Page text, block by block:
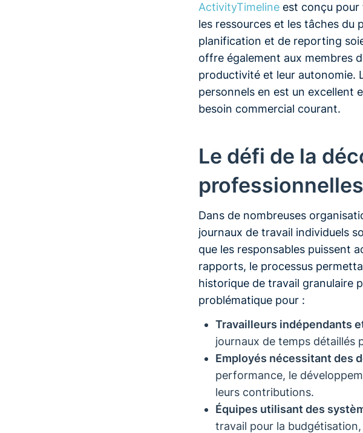
ActivityTimeline est conçu
les ressources et les tâches du
planification et de reporting
offre également aux membres
productivité et leur autonomie.
personnels en est un excellent
besoin commercial courant.
Le défi de la
professionnelles
Dans de nombreuses
journaux de travail individuels
que les responsables puissent
rapports, le processus
historique de travail granulaire
problématique pour :
Travailleurs indépendants
journaux de temps détaillés
Employés nécessitant des
performance, le
leurs contributions.
Équipes utilisant des
travail pour la